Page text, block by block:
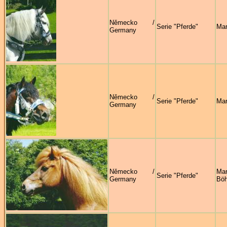
Německo /
Germany
Serie "Pferde"
Německo /
Germany
Serie "Pferde"
Německo /
Germany
Serie "Pferde"